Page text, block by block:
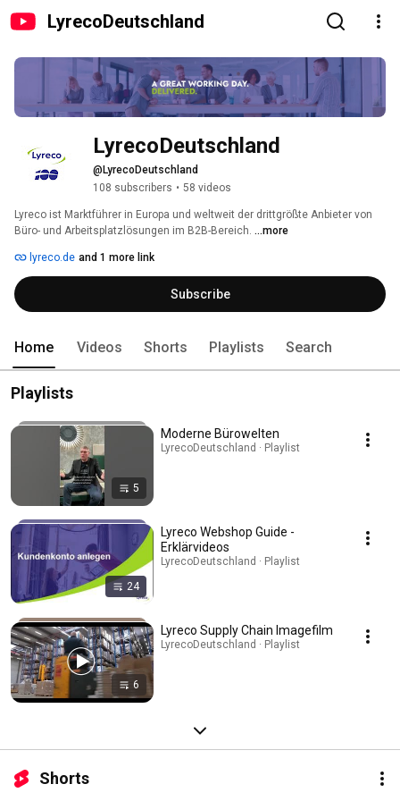
LyrecoDeutschland
LyrecoDeutschland
@LyrecoDeutschland
108 subscribers • 58 videos
Lyreco ist Marktführer in Europa und weltweit der drittgrößte Anbieter von
Büro- und Arbeitsplatzlösungen im B2B-Bereich. ...more
lyreco.de and 1 more link
Subscribe
Home Videos Shorts Playlists Search
Playlists
5
Moderne Bürowelten
LyrecoDeutschland · Playlist
24
Lyreco Webshop Guide -
Erklärvideos
LyrecoDeutschland · Playlist
6
Lyreco Supply Chain Imagefilm
LyrecoDeutschland · Playlist
Shorts